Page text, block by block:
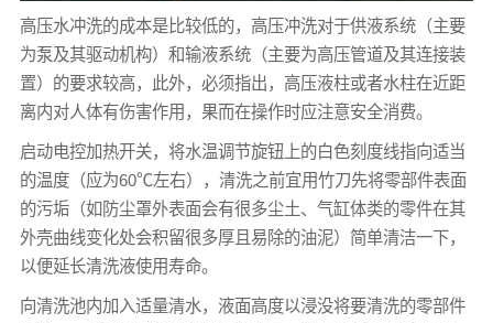
高压水冲洗的成本是比较低的，高压冲洗对于供液系统（主要
为泵及其驱动机构）和输液系统（主要为高压管道及其连接装
置）的要求较高，此外，必须指出，高压液柱或者水柱在近距
离内对人体有伤害作用，果而在操作时应注意安全消费。
启动电控加热开关，将水温调节旋钮上的白色刻度线指向适当
的温度（应为60℃左右），清洗之前宜用竹刀先将零部件表面
的污垢（如防尘罩外表面会有很多尘土、气缸体类的零件在其
外壳曲线变化处会积留很多厚且易除的油泥）简单清洁一下，
以便延长清洗液使用寿命。
向清洗池内加入适量清水，液面高度以浸没将要清洗的零部件